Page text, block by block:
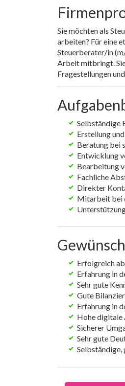
Sie möchten als
arbeiten? Für eine
Steuerberater/in
Arbeit mitbringt.
Fragestellungen
Selbständige
Erstellung
Beratung bei
Entwicklung
Bearbeitung
Fachliche
Direkter
Mitarbeit bei
Erfolgreich
Erfahrung in
Sehr gute
Gute
Erfahrung in
Hohe
Sicherer
Sehr gute